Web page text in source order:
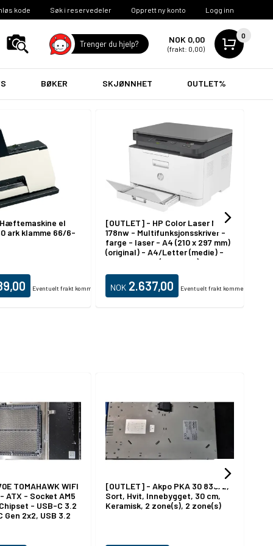
kode Søk i reservedeler Opprett ny konto Logg inn
Trenger du hjelp? NOK 0,00
(frakt: 0,00)
0
BØKER SKJØNNHET OUTLET%
el
ark klamme 66/6-
Eventuelt frakt kommer i tillegg.
[OUTLET] - HP Color Laser MFP
178nw - Multifunksjonsskriver -
farge - laser - A4 (210 x 297 mm)
(original) - A4/Letter (medie) -
opp til 18 spm (kopiering) - opp til
2.0, LAN, Wi-Fi(n)
NOK 2.637,00 Eventuelt frakt kommer i tillegg.
TOMAHAWK WIFI
ATX - Socket AM5
- USB-C 3.2
Gen 2x2, USB 3.2
[OUTLET] - Akpo PKA 30 830/2,
Sort, Hvit, Innebygget, 30 cm,
Keramisk, 2 zone(s), 2 zone(s)